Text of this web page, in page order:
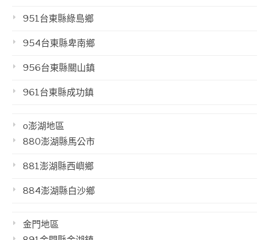
951台東縣綠島鄉
954台東縣卑南鄉
956台東縣關山鎮
961台東縣成功鎮
o澎湖地區
880澎湖縣馬公市
881澎湖縣西嶼鄉
884澎湖縣白沙鄉
金門地區